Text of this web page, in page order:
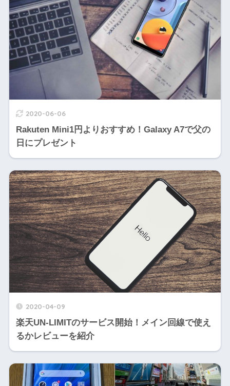
2020-06-06
Rakuten Mini1円よりおすすめ！Galaxy A7で父の
日にプレゼント
2020-04-09
楽天UN-LIMITのサービス開始！メイン回線で使え
るかレビューを紹介